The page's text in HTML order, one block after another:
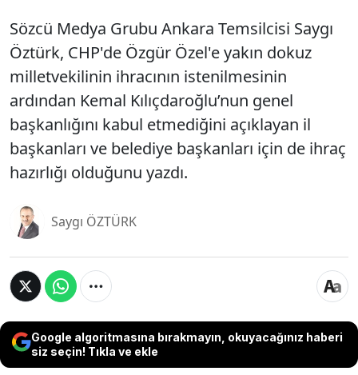
Sözcü Medya Grubu Ankara Temsilcisi Saygı
Öztürk, CHP'de Özgür Özel'e yakın dokuz
milletvekilinin ihracının istenilmesinin
ardından Kemal Kılıçdaroğlu’nun genel
başkanlığını kabul etmediğini açıklayan il
başkanları ve belediye başkanları için de ihraç
hazırlığı olduğunu yazdı.
Saygı ÖZTÜRK
Google algoritmasına bırakmayın, okuyacağınız haberi
siz seçin! Tıkla ve ekle